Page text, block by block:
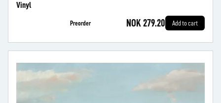
Vinyl
Preorder NOK 279.20 Add to cart